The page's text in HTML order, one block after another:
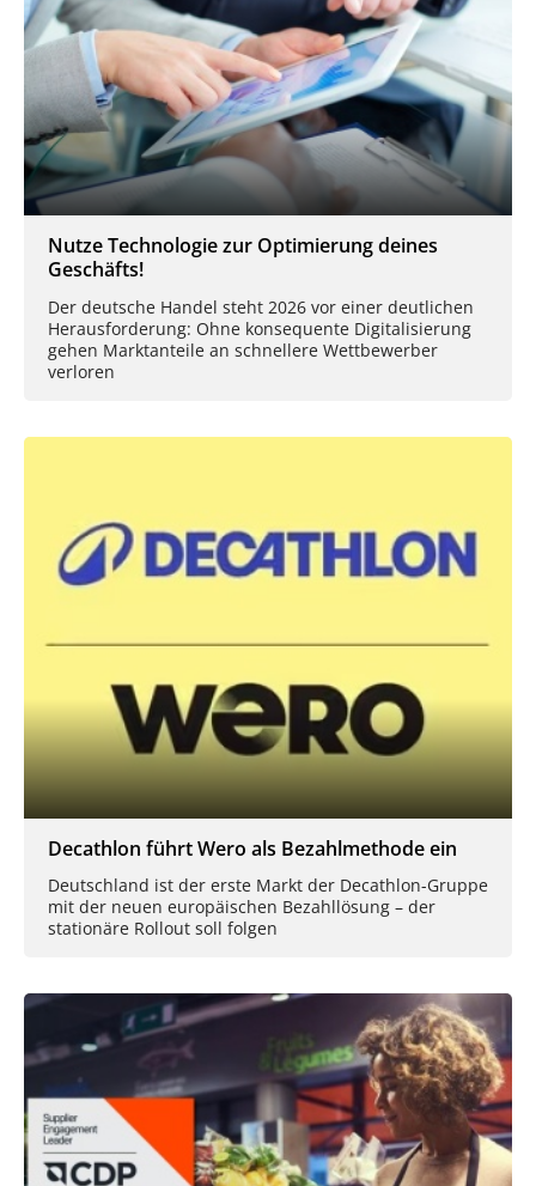
Nutze Technologie zur Optimierung deines
Geschäfts!
Der deutsche Handel steht 2026 vor einer deutlichen
Herausforderung: Ohne konsequente Digitalisierung
gehen Marktanteile an schnellere Wettbewerber
verloren
Decathlon führt Wero als Bezahlmethode ein
Deutschland ist der erste Markt der Decathlon-Gruppe
mit der neuen europäischen Bezahllösung – der
stationäre Rollout soll folgen